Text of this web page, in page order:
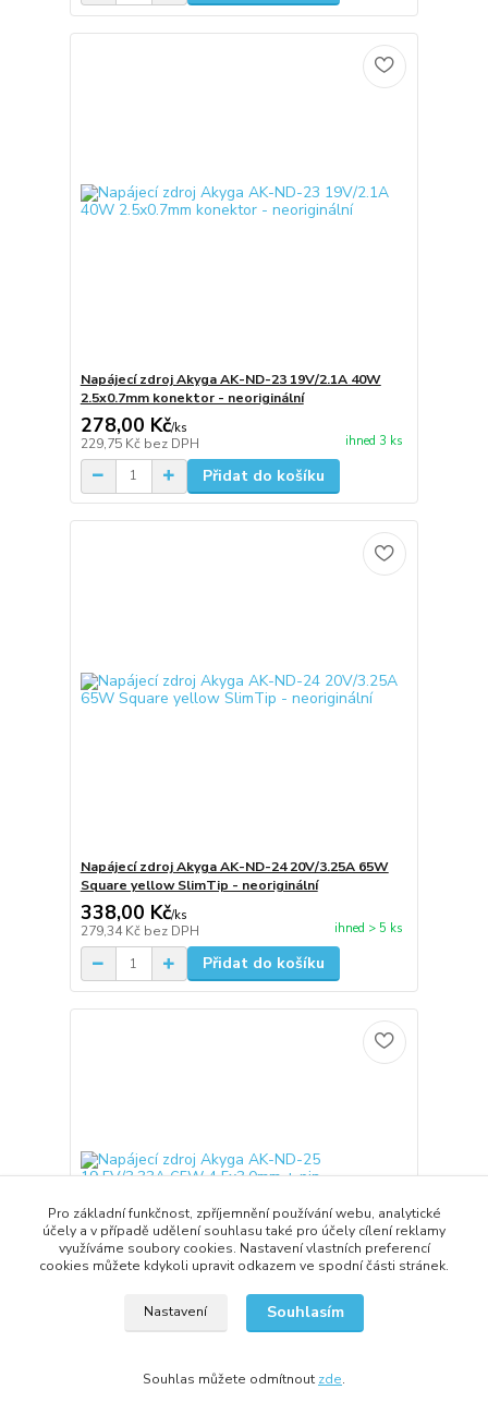
Napájecí zdroj Akyga AK-ND-23 19V/2.1A 40W
2.5x0.7mm konektor - neoriginální
278,00 Kč/ks
229,75 Kč bez DPH ihned 3 ks
Přidat do košíku
Napájecí zdroj Akyga AK-ND-24 20V/3.25A 65W
Square yellow SlimTip - neoriginální
338,00 Kč/ks
279,34 Kč bez DPH ihned > 5 ks
Přidat do košíku
4.5x3.0mm + pin - neoriginální
Pro základní funkčnost, zpříjemnění používání webu, analytické
účely a v případě udělení souhlasu také pro účely cílení reklamy
využíváme soubory cookies. Nastavení vlastních preferencí
cookies můžete kdykoli upravit odkazem ve spodní části stránek.
Nastavení Souhlasím
Souhlas můžete odmítnout zde.